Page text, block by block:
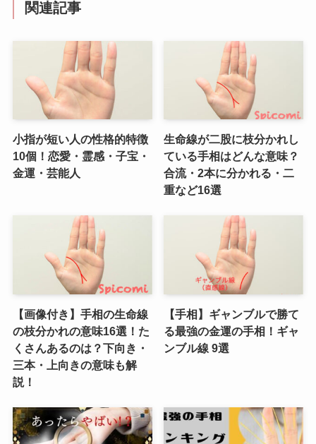
関連記事
小指が短い人の性格的特徴
10個！恋愛・霊感・子宝・
金運・芸能人
生命線が二股に枝分かれし
ている手相はどんな意味？
合流・2本に分かれる・二
重など16選
【画像付き】手相の生命線
の枝分かれの意味16選！た
くさんあるのは？下向き・
三本・上向きの意味も解
説！
【手相】ギャンブルで勝て
る最強の金運の手相！ギャ
ンブル線 9選